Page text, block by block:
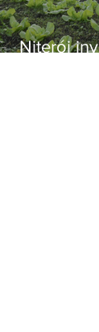
Niterói